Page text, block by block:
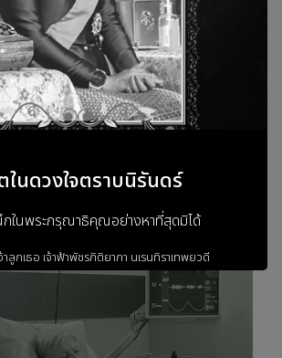
in Patient Ward
ไปยังสถานีพยาบาลทันที คุณสมบัตินี้ติดตั้งอยู่
องใช้เซ็นเซอร์หรืออุปกรณ์สวมใส่อื่น ๆ เพิ่มเติม
ในดวงใจตราบนิรันดร์
ในพระกรุณาธิคุณอย่างหาที่สุดมิได้
าลูกเธอ เจ้าฟ้าพัชรกิติยาภา นเรนทิราเทพยวดี
หลวงราชสาริณีสิริพัชรมหาวัชรราชธิดา